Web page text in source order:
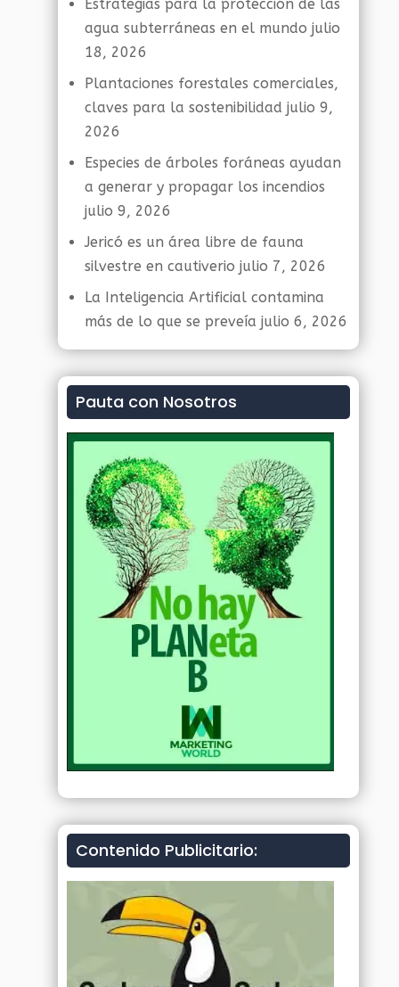
Estrategias para la protección de las
agua subterráneas en el mundo julio
18, 2026
Plantaciones forestales comerciales,
claves para la sostenibilidad julio 9,
2026
Especies de árboles foráneas ayudan
a generar y propagar los incendios
julio 9, 2026
Jericó es un área libre de fauna
silvestre en cautiverio julio 7, 2026
La Inteligencia Artificial contamina
más de lo que se preveía julio 6, 2026
Pauta con Nosotros
Contenido Publicitario: